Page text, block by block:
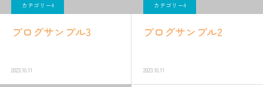
カテゴリー4
ブログサンプル3
2023.10.11
カテゴリー4
ブログサンプル2
2023.10.11